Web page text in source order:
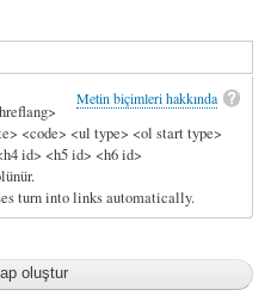
Metin biçimleri hakkında
<code> <ul type> <ol start type>
id> <h5 id> <h6 id>
turn into links automatically.